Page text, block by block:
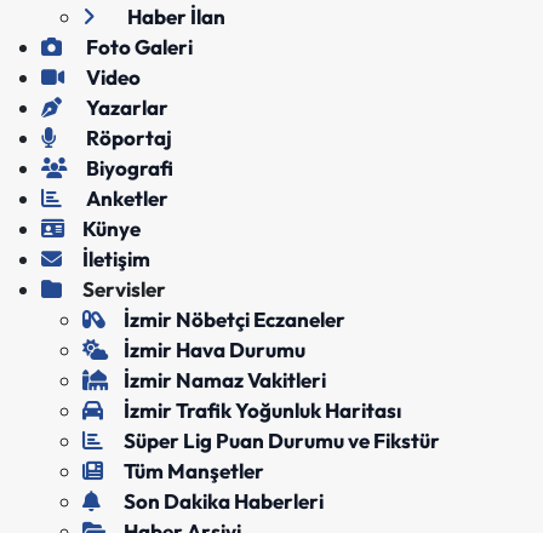
Haber İlan
Foto Galeri
Video
Yazarlar
Röportaj
Biyografi
Anketler
Künye
İletişim
Servisler
İzmir Nöbetçi Eczaneler
İzmir Hava Durumu
İzmir Namaz Vakitleri
İzmir Trafik Yoğunluk Haritası
Süper Lig Puan Durumu ve Fikstür
Tüm Manşetler
Son Dakika Haberleri